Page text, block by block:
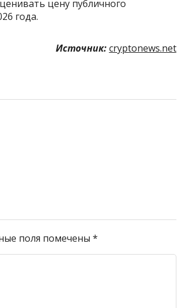
цену публичного
года.
Источник:cryptonews.net
поля помечены *